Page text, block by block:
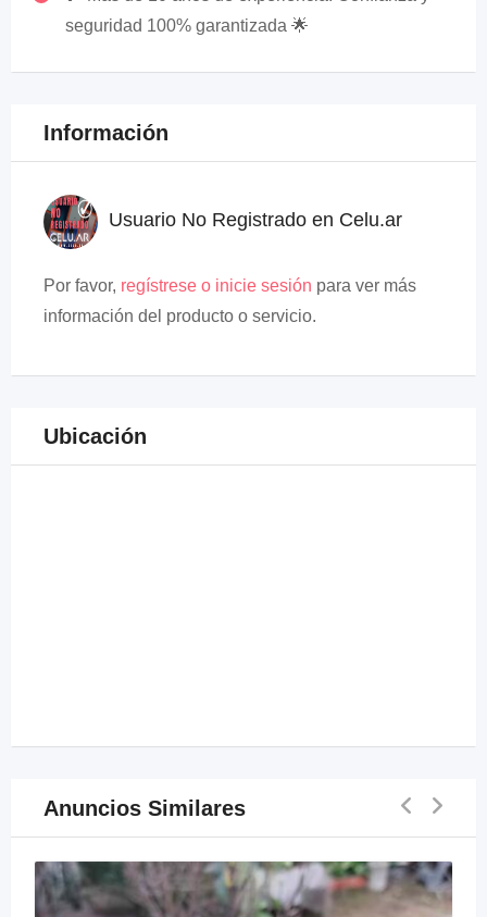
seguridad 100% garantizada 🌟
Información
Usuario No Registrado en Celu.ar
Por favor, regístrese o inicie sesión para ver más
información del producto o servicio.
Ubicación
Anuncios Similares